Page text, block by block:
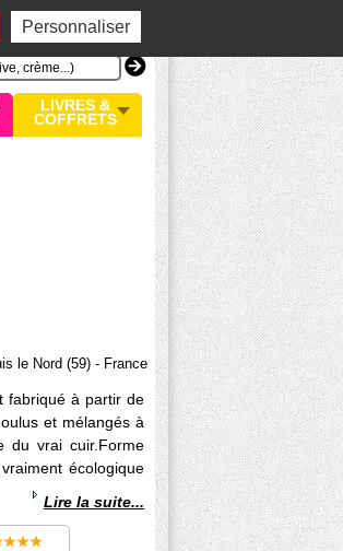
Personnaliser
PANIER
0 article
LIVRES &
COFFRETS
le Nord (59) - France
fabriqué à partir de
et mélangés à
du vrai cuir.Forme
écologique
Lire la suite...